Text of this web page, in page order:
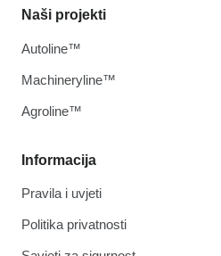
Informacija
Pravila i uvjeti
Politika privatnosti
Naši projekti
Autoline™
Machineryline™
Agroline™